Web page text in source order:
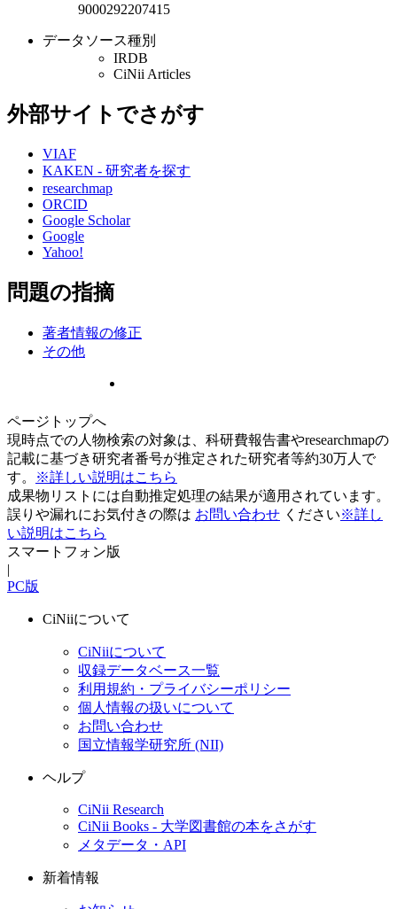
9000292207415
データソース種別
IRDB
CiNii Articles
外部サイトでさがす
VIAF
KAKEN - 研究者を探す
researchmap
ORCID
Google Scholar
Google
Yahoo!
問題の指摘
著者情報の修正
その他
ページトップへ
現時点での人物検索の対象は、科研費報告書やresearchmapの
記載に基づき研究者番号が推定された研究者等約30万人で
す。
※詳しい説明はこちら
成果物リストには自動推定処理の結果が適用されています。
誤りや漏れにお気付きの際は お問い合わせ ください※詳し
い説明はこちら
スマートフォン版
|
PC版
CiNiiについて
CiNiiについて
収録データベース一覧
利用規約・プライバシーポリシー
個人情報の扱いについて
お問い合わせ
国立情報学研究所 (NII)
ヘルプ
CiNii Research
CiNii Books - 大学図書館の本をさがす
メタデータ・API
新着情報